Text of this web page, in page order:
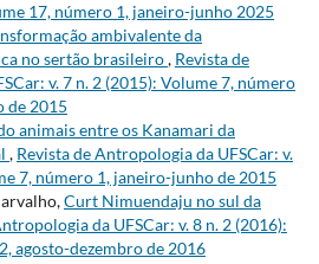
17, número 1, janeiro-junho 2025
ambivalente da
no sertão brasileiro, Revista de
v. 7 n. 2 (2015): Volume 7, número
de 2015
animais entre os Kanamari da
, Revista de Antropologia da UFSCar: v.
7, número 1, janeiro-junho de 2015
Curt Nimuendaju no sul da
da UFSCar: v. 8 n. 2 (2016):
agosto-dezembro de 2016